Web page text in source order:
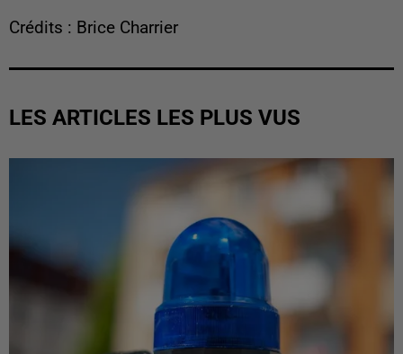
Crédits : Brice Charrier
LES ARTICLES LES PLUS VUS